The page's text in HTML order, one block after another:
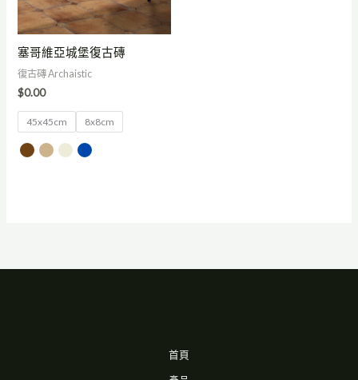
塞哥維亞城堡復古磚
復古磚 Archaistic
$0.00
45x45cm 8x8cm
首頁